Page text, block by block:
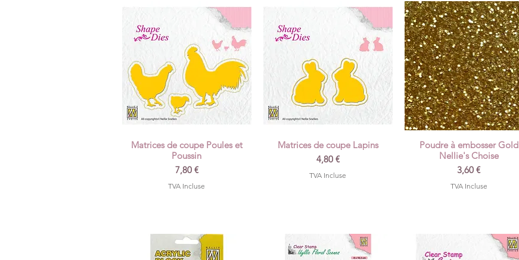
Aperçu rapide
Matrices de coupe Poules et
Poussin
Prix
7,80 €
TVA Incluse
Aperçu rapide
Matrices de coupe Lapins
Prix
4,80 €
TVA Incluse
Aperçu rapide
Poudre à embosser Gold
Nellie's Choise
Prix
3,60 €
TVA Incluse